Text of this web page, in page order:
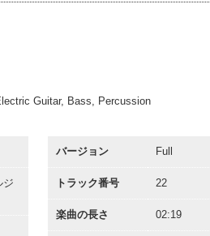
Guitar, Bass, Percussion
ジ
バージョン Full
トラック番号 22
楽曲の長さ 02:19